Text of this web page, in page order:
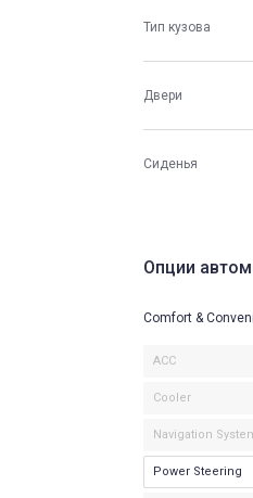
Тип кузова
Двери
Сиденья
Опции
Comfort &
ACC
Cooler
Navigation
Power Steering